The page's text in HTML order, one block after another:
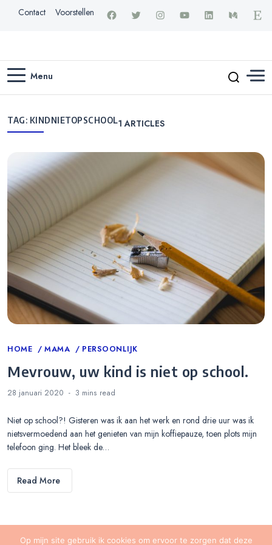
Contact Voorstellen
Menu
TAG: KINDNIETOPSCHOOL1 ARTICLES
Categories
HOME MAMA PERSOONLIJK
Mevrouw, uw kind is niet op school.
28 januari 2020 3 mins read
Niet op school?! Gisteren was ik aan het werk en rond drie uur was ik
nietsvermoedend aan het genieten van mijn koffiepauze, toen plots mijn
telefoon ging. Het bleek de…
Read More
Op mijn site gebruik ik cookies om ervoor te zorgen dat deze